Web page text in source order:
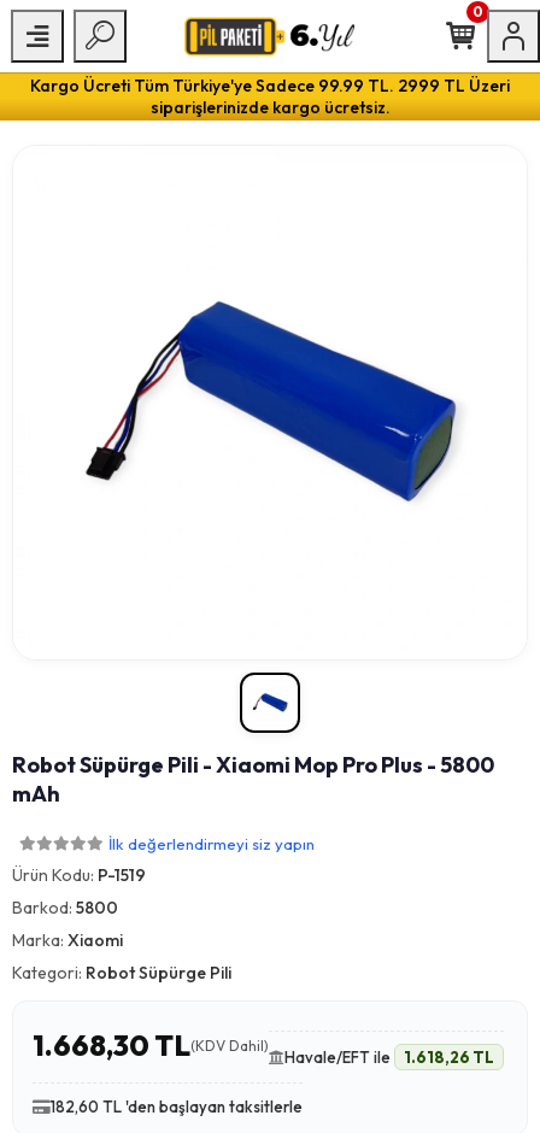
Kargo Ücreti Tüm Türkiye'ye Sadece 99.99 TL. 2999 TL Üzeri
siparişlerinizde kargo ücretsiz.
0
Robot Süpürge Pili - Xiaomi Mop Pro Plus - 5800
mAh
İlk değerlendirmeyi siz yapın
Ürün Kodu: P-1519
Barkod: 5800
Marka: Xiaomi
Kategori: Robot Süpürge Pili
1.668,30 TL(KDV Dahil)
Havale/EFT ile 1.618,26 TL
182,60 TL 'den başlayan taksitlerle